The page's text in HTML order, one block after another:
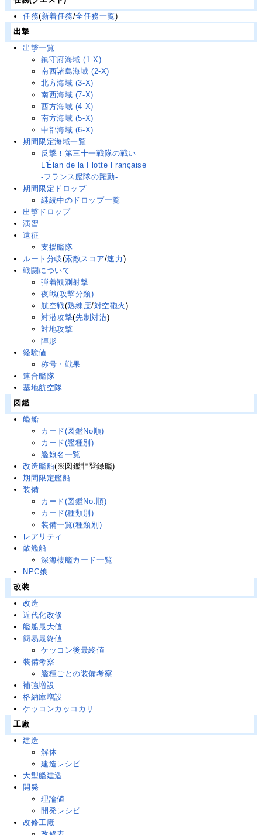
任務(新着任務/全任務一覧)
出撃
出撃一覧
鎮守府海域 (1-X)
南西諸島海域 (2-X)
北方海域 (3-X)
南西海域 (7-X)
西方海域 (4-X)
南方海域 (5-X)
中部海域 (6-X)
期間限定海域一覧
反撃！第三十一戦隊の戦い
L'Élan de la Flotte Française
-フランス艦隊の躍動-
期間限定ドロップ
継続中のドロップ一覧
出撃ドロップ
演習
遠征
支援艦隊
ルート分岐(索敵スコア/速力 )
戦闘について
弾着観測射撃
夜戦(攻撃分類)
航空戦(熟練度/対空砲火 )
対潜攻撃(先制対潜)
対地攻撃
陣形
経験値
称号・戦果
連合艦隊
基地航空隊
図鑑
艦船
カード(図鑑No順)
カード(艦種別)
艦娘名一覧
改造艦船(※図鑑非登録艦)
期間限定艦船
装備
カード(図鑑No.順)
カード(種類別)
装備一覧(種類別)
レアリティ
敵艦船
深海棲艦カード一覧
NPC娘
改装
改造
近代化改修
艦船最大値
簡易最終値
ケッコン後最終値
装備考察
艦種ごとの装備考察
補強増設
格納庫増設
ケッコンカッコカリ
工廠
建造
解体
建造レシピ
大型艦建造
開発
理論値
開発レシピ
改修工廠